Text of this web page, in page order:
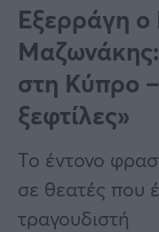
Πολιτική
Τράπεζες
Επιδοτήσεις
ΕΣΠΑ
Κόσμος
Lifestyle
Αθλητικά
Υγεία
Εξερράγη ο
στη Κύπρο
ξεφτίλες»
Το έντονο
σε θεατές που
τραγουδιστή